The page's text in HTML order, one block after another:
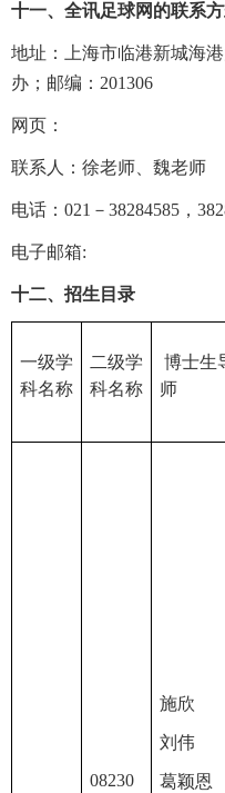
十一、全讯足球网的联系
地址：上海市临港新城海
办；邮编：201306
网页：
联系人：徐老师、魏老师
电话：021－38284585，
电子邮箱:
十二、招生目录
一级学
科名称
二级学
科名称
博士生
08230
施欣
刘伟
葛颖恩